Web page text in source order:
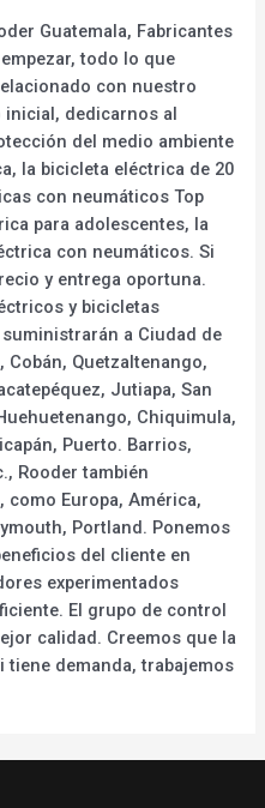
Guatemala, Fabricantes
todo lo que
con nuestro
dedicarnos al
del medio ambiente
la bicicleta eléctrica de 20
con neumáticos Top
para adolescentes, la
con neumáticos. Si
y entrega oportuna.
y bicicletas
a Ciudad de
Cobán, Quetzaltenango,
Jutiapa, San
Chiquimula,
Puerto. Barrios,
Rooder también
Europa, América,
Portland. Ponemos
del cliente en
experimentados
El grupo de control
calidad. Creemos que la
tiene demanda, trabajemos